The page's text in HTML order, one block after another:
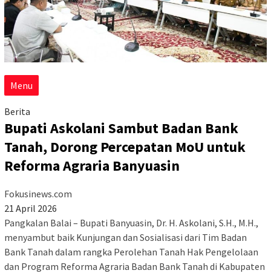
Menu
Berita
Bupati Askolani Sambut Badan Bank
Tanah, Dorong Percepatan MoU untuk
Reforma Agraria Banyuasin
Fokusinews.com
21 April 2026
Pangkalan Balai – Bupati Banyuasin, Dr. H. Askolani, S.H., M.H.,
menyambut baik Kunjungan dan Sosialisasi dari Tim Badan
Bank Tanah dalam rangka Perolehan Tanah Hak Pengelolaan
dan Program Reforma Agraria Badan Bank Tanah di Kabupaten